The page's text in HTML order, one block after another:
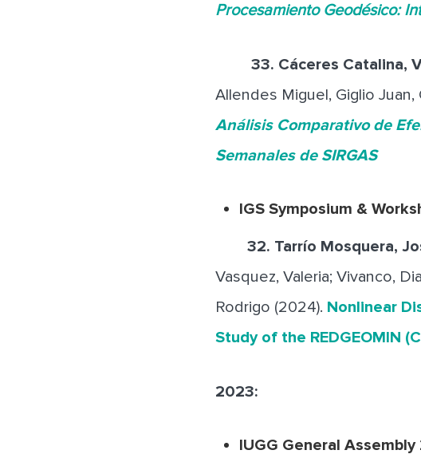
Procesamiento Geodésico:
33. Cáceres Catalina,
Allendes Miguel, Giglio
Análisis Comparativo de
Semanales de SIRGAS
IGS Symposium &
32. Tarrío Mosquera,
Vasquez, Valeria; Vivanco,
Rodrigo (2024). Nonlinear
Study of the REDGEOMIN
2023:
IUGG General